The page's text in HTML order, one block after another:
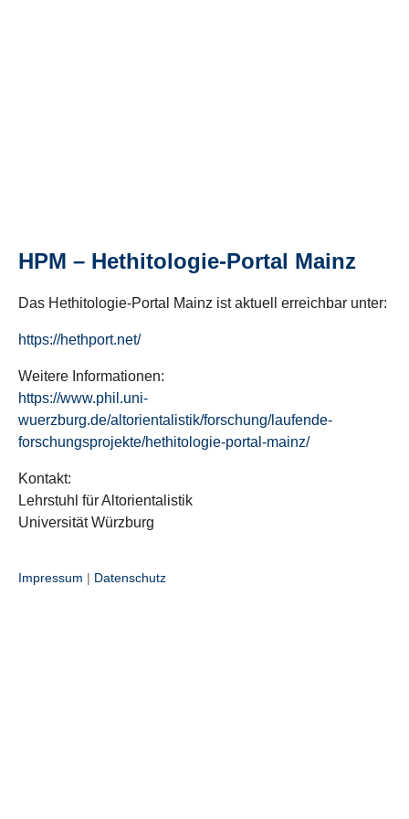
HPM – Hethitologie-Portal Mainz
Das Hethitologie-Portal Mainz ist aktuell erreichbar unter:
https://hethport.net/
Weitere Informationen:
https://www.phil.uni-
wuerzburg.de/altorientalistik/forschung/laufende-
forschungsprojekte/hethitologie-portal-mainz/
Kontakt:
Lehrstuhl für Altorientalistik
Universität Würzburg
Impressum | Datenschutz